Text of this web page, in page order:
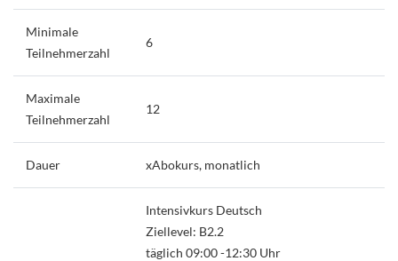
Minimale
Teilnehmerzahl
6
Maximale
Teilnehmerzahl
12
Dauer xAbokurs, monatlich
Intensivkurs Deutsch
Ziellevel: B2.2
täglich 09:00 -12:30 Uhr